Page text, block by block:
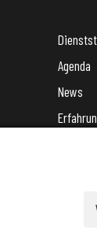
Agenda
News